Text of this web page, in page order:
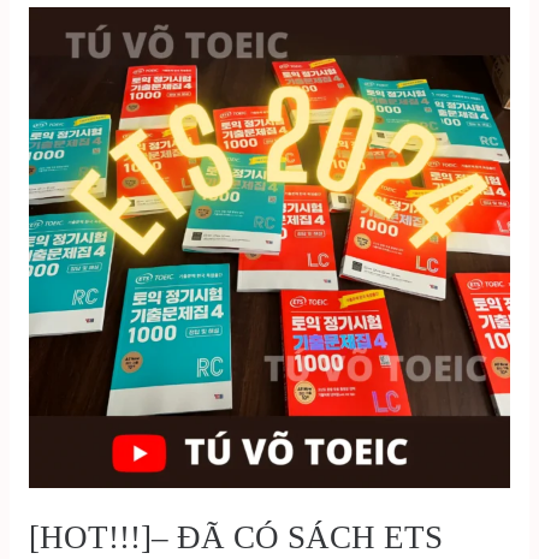
LISTENING
–
TEST
1
TRỌN
BỘ
PART
[HOT!!!]– ĐÃ CÓ SÁCH ETS